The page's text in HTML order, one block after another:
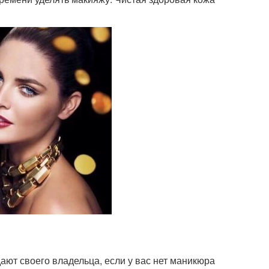
своего владельца, если у вас нет маникюра